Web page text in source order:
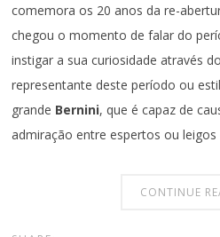
comemora os 20 anos da re-
chegou o momento de falar do
instigar a sua curiosidade através
representante deste período ou
grande Bernini, que é capaz de
admiração entre espertos ou leigos
CONTINUE